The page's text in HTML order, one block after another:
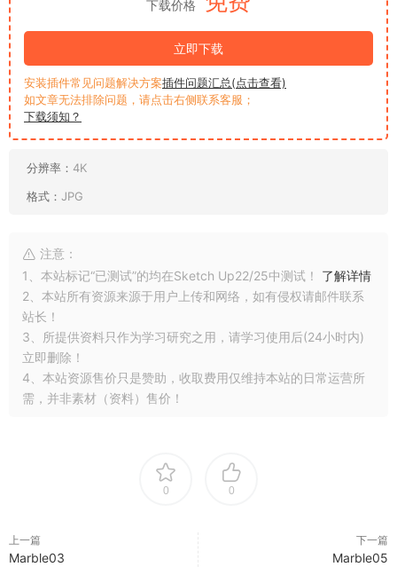
下载价格
立即下载
安装插件常见问题解决方案插件问题汇总(点击查看)
如文章无法排除问题，请点击右侧联系客服；
下载须知？
分辨率： 4K
格式： JPG
注意：
1、本站标记“已测试”的均在Sketch Up22/25中测试！ 了解详情
2、本站所有资源来源于用户上传和网络，如有侵权请邮件联系
站长！
3、所提供资料只作为学习研究之用，请学习使用后(24小时内)
立即删除！
4、本站资源售价只是赞助，收取费用仅维持本站的日常运营所
需，并非素材（资料）售价！
0 0
上一篇
Marble03
下一篇
Marble05